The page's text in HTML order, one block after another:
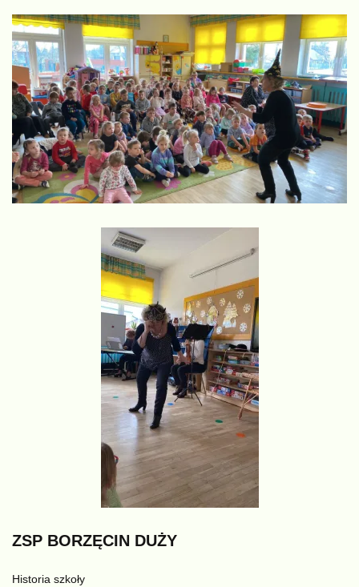
ZSP BORZĘCIN DUŻY
Historia szkoły